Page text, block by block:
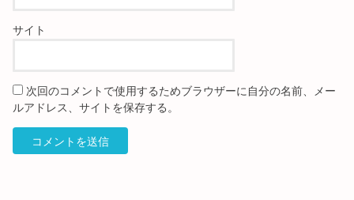
サイト
次回のコメントで使用するためブラウザーに自分の名前、メー
ルアドレス、サイトを保存する。